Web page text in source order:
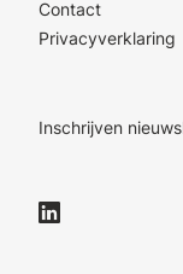
Contact
Privacyverklaring
Inschrijven